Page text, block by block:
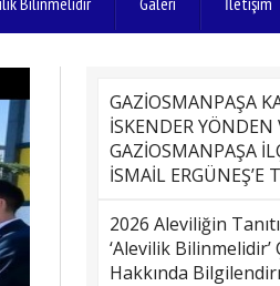
GAZİOSMANPAŞA
İSKENDER YÖNDEN
GAZİOSMANPAŞA
İSMAİL ERGÜNEŞ’E
2026 Aleviliğin
‘Alevilik Bilinmelidir’
Hakkında